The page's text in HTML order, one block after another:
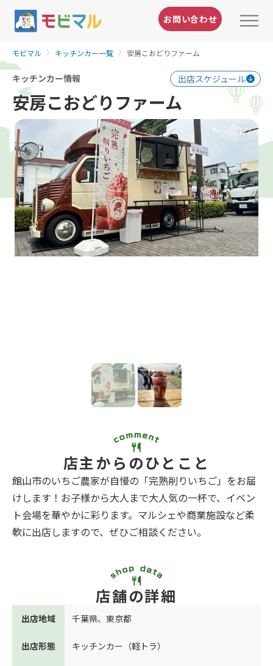
お問い合わせ
モビマル キッチンカー一覧 安房こおどりファーム
キッチンカー情報 出店スケジュール
安房こおどりファーム
1/2
店主からのひとこと
館山市のいちご農家が自慢の「完熟削りいちご」をお届
けします！お子様から大人まで大人気の一杯で、イベン
ト会場を華やかに彩ります。マルシェや商業施設など柔
軟に出店しますので、ぜひご相談ください。
店舗の詳細
出店地域 千葉県、 東京都
出店形態 キッチンカー（軽トラ）